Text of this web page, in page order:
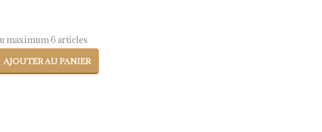
maximum 6 articles
AJOUTER AU PANIER